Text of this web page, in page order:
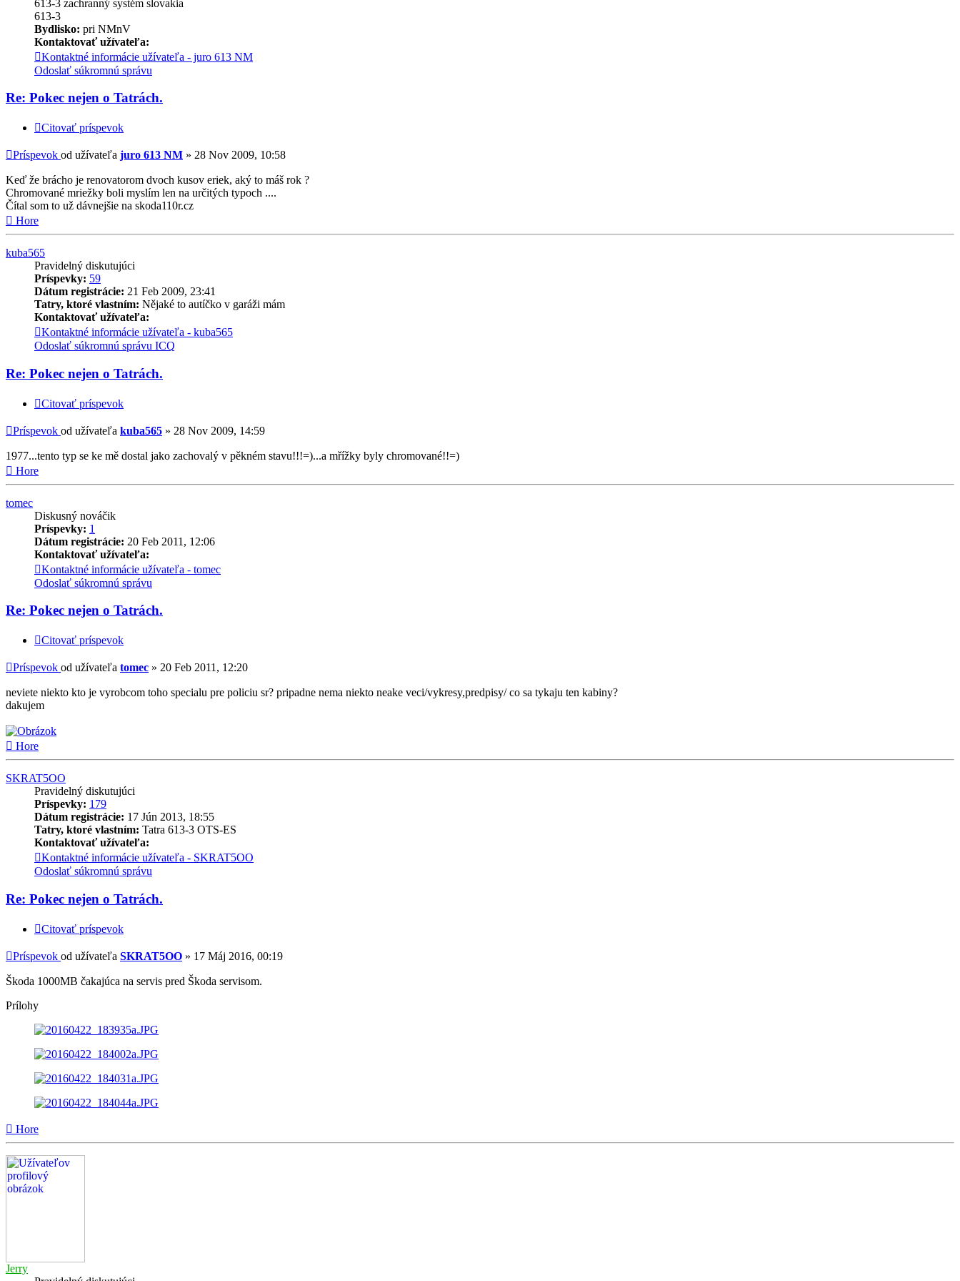
613-3 zachranný systém slovakia
613-3
Bydlisko: pri NMnV
Kontaktovať užívateľa:
Kontaktné informácie užívateľa - juro 613 NM
Odoslať súkromnú správu
Re: Pokec nejen o Tatrách.
Citovať príspevok
Príspevok od užívateľa juro 613 NM » 28 Nov 2009, 10:58
Keď že brácho je renovatorom dvoch kusov eriek, aký to máš rok ?
Chromované mriežky boli myslím len na určitých typoch ....
Čítal som to už dávnejšie na skoda110r.cz
Hore
kuba565
Pravidelný diskutujúci
Príspevky: 59
Dátum registrácie: 21 Feb 2009, 23:41
Tatry, ktoré vlastním: Nějaké to autíčko v garáži mám
Kontaktovať užívateľa:
Kontaktné informácie užívateľa - kuba565
Odoslať súkromnú správu ICQ
Re: Pokec nejen o Tatrách.
Citovať príspevok
Príspevok od užívateľa kuba565 » 28 Nov 2009, 14:59
1977...tento typ se ke mě dostal jako zachovalý v pěkném stavu!!!=)...a mřížky byly chromované!!=)
Hore
tomec
Diskusný nováčik
Príspevky: 1
Dátum registrácie: 20 Feb 2011, 12:06
Kontaktovať užívateľa:
Kontaktné informácie užívateľa - tomec
Odoslať súkromnú správu
Re: Pokec nejen o Tatrách.
Citovať príspevok
Príspevok od užívateľa tomec » 20 Feb 2011, 12:20
neviete niekto kto je vyrobcom toho specialu pre policiu sr? pripadne nema niekto neake veci/vykresy,predpisy/ co sa tykaju ten kabiny?
dakujem
Hore
SKRAT5OO
Pravidelný diskutujúci
Príspevky: 179
Dátum registrácie: 17 Jún 2013, 18:55
Tatry, ktoré vlastním: Tatra 613-3 OTS-ES
Kontaktovať užívateľa:
Kontaktné informácie užívateľa - SKRAT5OO
Odoslať súkromnú správu
Re: Pokec nejen o Tatrách.
Citovať príspevok
Príspevok od užívateľa SKRAT5OO » 17 Máj 2016, 00:19
Škoda 1000MB čakajúca na servis pred Škoda servisom.
Prílohy
Hore
Jerry